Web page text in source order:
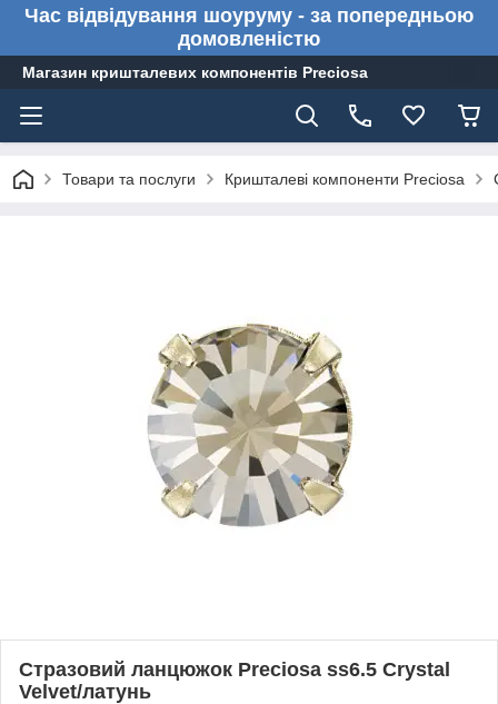
Час відвідування шоуруму - за попередньою
домовленістю
Магазин кришталевих компонентів Preciosa
Товари та послуги Кришталеві компоненти Preciosa
Стразовий ланцюжок Preciosa ss6.5 Crystal
Velvet/латунь